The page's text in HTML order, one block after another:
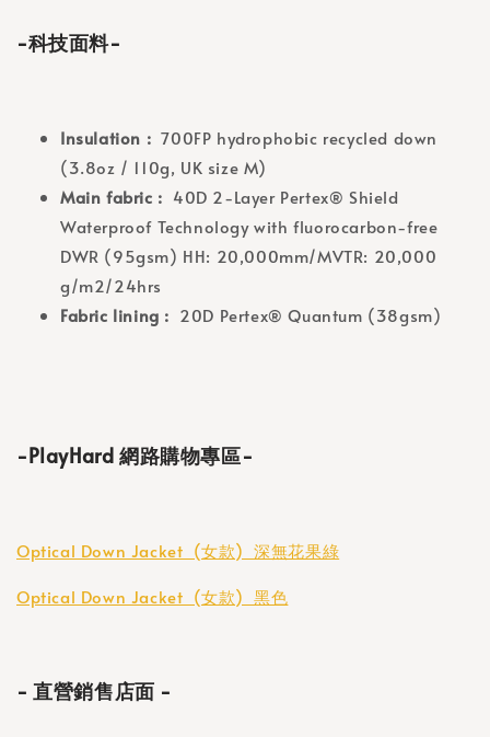
-科技面料-
Insulation : 700FP hydrophobic recycled down
(3.8oz / 110g, UK size M)
Main fabric : 40D 2-Layer Pertex® Shield
Waterproof Technology with fluorocarbon-free
DWR (95gsm) HH: 20,000mm/MVTR: 20,000
g/m2/24hrs
Fabric lining : 20D Pertex® Quantum (38gsm)
-PlayHard 網路購物專區-
Optical Down Jacket  (女款)  深無花果綠
Optical Down Jacket  (女款)  黑色
- 直營銷售店面 -